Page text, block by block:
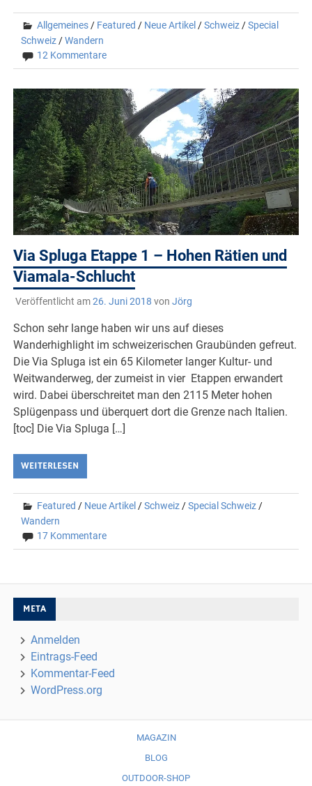
Allgemeines / Featured / Neue Artikel /Schweiz /Special
Schweiz /Wandern
12 Kommentare
Via Spluga Etappe 1 – Hohen Rätien und
Viamala-Schlucht
Veröffentlicht am26. Juni 2018 von Jörg
Schon sehr lange haben wir uns auf dieses
Wanderhighlight im schweizerischen Graubünden gefreut.
Die Via Spluga ist ein 65 Kilometer langer Kultur- und
Weitwanderweg, der zumeist in vier Etappen erwandert
wird. Dabei überschreitet man den 2115 Meter hohen
Splügenpass und überquert dort die Grenze nach Italien.
[toc] Die Via Spluga […]
WEITERLESEN
Featured / Neue Artikel /Schweiz /Special Schweiz /
Wandern
17 Kommentare
META
Anmelden
Eintrags-Feed
Kommentar-Feed
WordPress.org
MAGAZIN
BLOG
OUTDOOR-SHOP